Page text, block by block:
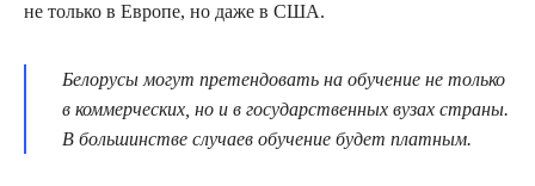
не только в Европе, но даже в США.
Белорусы могут претендовать на обучение не только
в коммерческих, но и в государственных вузах страны.
В большинстве случаев обучение будет платным.